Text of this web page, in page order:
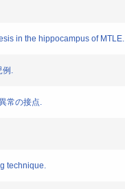
in the hippocampus of MTLE.
例.
常の接点.
technique.